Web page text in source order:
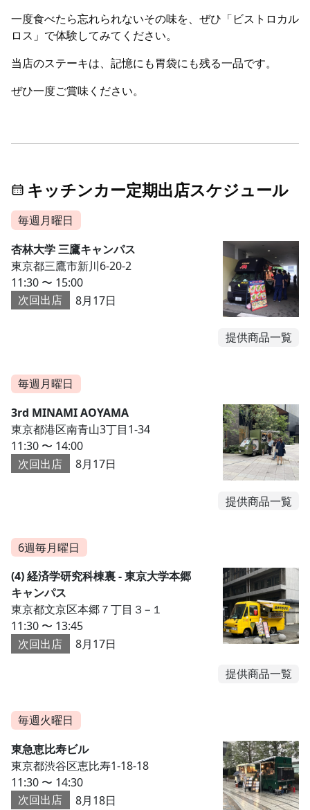
一度食べたら忘れられないその味を、ぜひ「ビストロカル
ロス」で体験してみてください。
当店のステーキは、記憶にも胃袋にも残る一品です。
ぜひ一度ご賞味ください。
キッチンカー定期出店スケジュール
毎週月曜日
杏林大学 三鷹キャンパス
東京都三鷹市新川6-20-2
11:30 〜 15:00
次回出店
8月17日
提供商品一覧
毎週月曜日
3rd MINAMI AOYAMA
東京都港区南青山3丁目1-34
11:30 〜 14:00
次回出店
8月17日
提供商品一覧
6週毎月曜日
(4) 経済学研究科棟裏 - 東京大学本郷
キャンパス
東京都文京区本郷７丁目３−１
11:30 〜 13:45
次回出店
8月17日
提供商品一覧
毎週火曜日
東急恵比寿ビル
東京都渋谷区恵比寿1-18-18
11:30 〜 14:30
次回出店
8月18日